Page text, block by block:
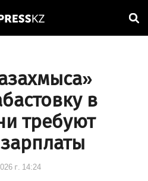
в
требуют
г. 14:24